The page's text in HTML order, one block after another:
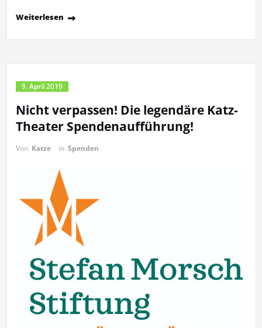
Weiterlesen
9. April 2019
Nicht verpassen! Die legendäre Katz-
Theater Spendenaufführung!
Von Katze in Spenden